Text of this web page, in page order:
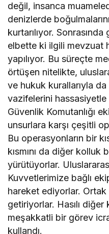
değil, insanca
denizlerde
kurtarılıyor.
elbette ki ilgili mevzuat
yapılıyor. Bu süreçte
örtüşen nitelikte,
ve hukuk kurallarıyla
vazifelerini
Güvenlik Komutanlığı
unsurlara karşı çeşitli
Bu operasyonların bir
kısmını da diğer kolluk
yürütüyorlar.
Kuvvetlerimize bağlı
hareket ediyorlar.
getiriyorlar. Hasılı
meşakkatli bir görev
kullandı.